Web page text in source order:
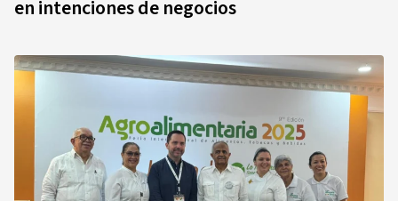
en intenciones de negocios